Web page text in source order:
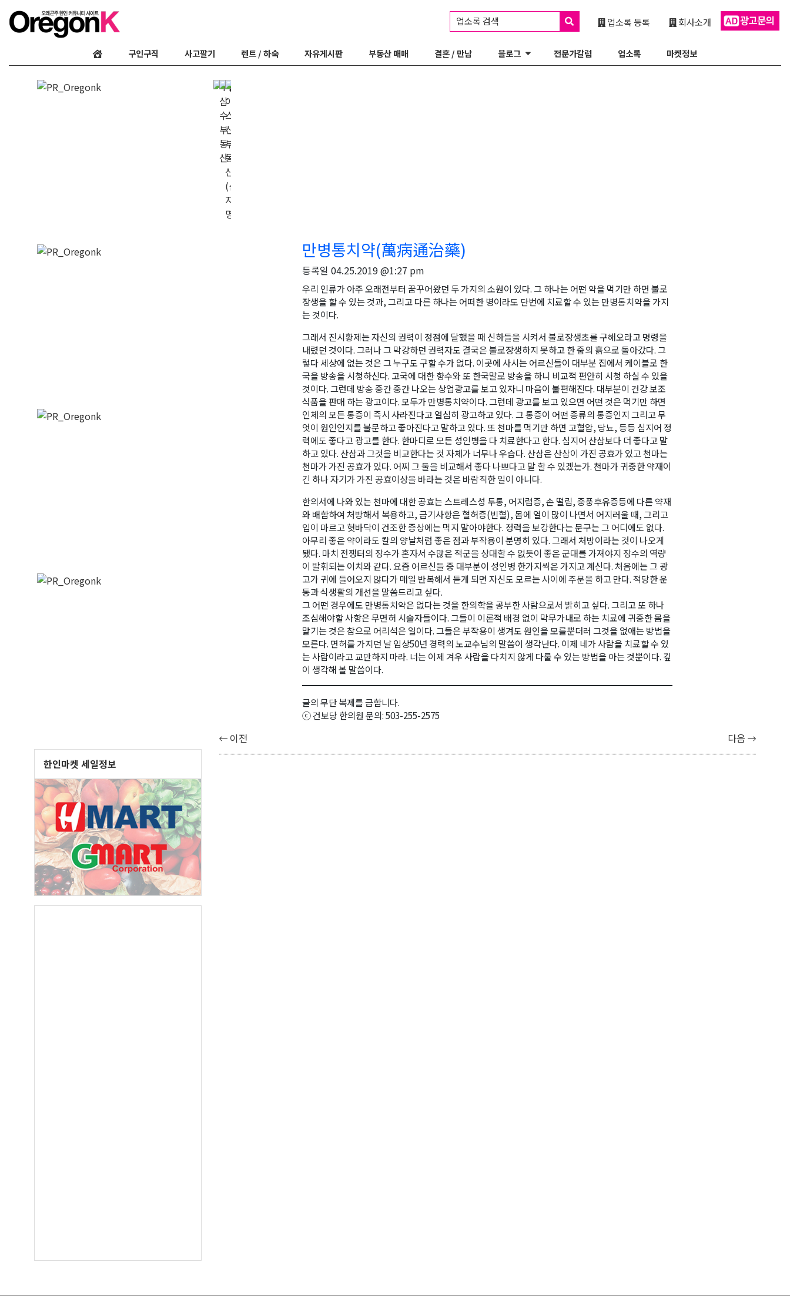
회사소개
업소록 등록
업소록 검색
구인구직 사고팔기 렌트 / 하숙 자유게시판 부동산 매매 결혼 / 만남 블로그 전문가칼럼 업소록 마켓정보
한인마켓 세일정보
만병통치약(萬病通治藥)
등록일04.25.2019 @1:27 pm
우리 인류가 아주 오래전부터 꿈꾸어왔던 두 가지의 소원이 있다. 그 하나는 어떤 약을 먹기만 하면 불로
장생을 할 수 있는 것과, 그리고 다른 하나는 어떠한 병이라도 단번에 치료할 수 있는 만병통치약을 가지
는 것이다.
그래서 진시황제는 자신의 권력이 정점에 달했을 때 신하들을 시켜서 불로장생초를 구해오라고 명령을
내렸던 것이다. 그러나 그 막강하던 권력자도 결국은 불로장생하지 못하고 한 줌의 흙으로 돌아갔다. 그
렇다 세상에 없는 것은 그 누구도 구할 수가 없다. 이곳에 사시는 어르신들이 대부분 집에서 케이블로 한
국을 방송을 시청하신다. 고국에 대한 향수와 또 한국말로 방송을 하니 비교적 편안히 시청 하실 수 있을
것이다. 그런데 방송 중간 중간 나오는 상업광고를 보고 있자니 마음이 불편해진다. 대부분이 건강 보조
식품을 판매 하는 광고이다. 모두가 만병통치약이다. 그런데 광고를 보고 있으면 어떤 것은 먹기만 하면
인체의 모든 통증이 즉시 사라진다고 열심히 광고하고 있다. 그 통증이 어떤 종류의 통증인지 그리고 무
엇이 원인인지를 불문하고 좋아진다고 말하고 있다. 또 천마를 먹기만 하면 고혈압, 당뇨, 등등 심지어 정
력에도 좋다고 광고를 한다. 한마디로 모든 성인병을 다 치료한다고 한다. 심지어 산삼보다 더 좋다고 말
하고 있다. 산삼과 그것을 비교한다는 것 자체가 너무나 우습다. 산삼은 산삼이 가진 공효가 있고 천마는
천마가 가진 공효가 있다. 어찌 그 둘을 비교해서 좋다 나쁘다고 말 할 수 있겠는가. 천마가 귀중한 약재이
긴 하나 자기가 가진 공효이상을 바라는 것은 바람직한 일이 아니다.
한의서에 나와 있는 천마에 대한 공효는 스트레스성 두통, 어지럼증, 손 떨림, 중풍후유증등에 다른 약재
와 배합하여 처방해서 복용하고, 금기사항은 혈허증(빈혈), 몸에 열이 많이 나면서 어지러울 때, 그리고
입이 마르고 혓바닥이 건조한 증상에는 먹지 말아야한다. 정력을 보강한다는 문구는 그 어디에도 없다.
아무리 좋은 약이라도 칼의 양날처럼 좋은 점과 부작용이 분명히 있다. 그래서 처방이라는 것이 나오게
됐다. 마치 전쟁터의 장수가 혼자서 수많은 적군을 상대할 수 없듯이 좋은 군대를 가져야지 장수의 역량
이 발휘되는 이치와 같다. 요즘 어르신들 중 대부분이 성인병 한가지씩은 가지고 계신다. 처음에는 그 광
고가 귀에 들어오지 않다가 매일 반복해서 듣게 되면 자신도 모르는 사이에 주문을 하고 만다. 적당한 운
동과 식생활의 개선을 말씀드리고 싶다.
그 어떤 경우에도 만병통치약은 없다는 것을 한의학을 공부한 사람으로서 밝히고 싶다. 그리고 또 하나
조심해야할 사항은 무면허 시술자들이다. 그들이 이론적 배경 없이 막무가내로 하는 치료에 귀중한 몸을
맡기는 것은 참으로 어리석은 일이다. 그들은 부작용이 생겨도 원인을 모를뿐더러 그것을 없애는 방법을
모른다. 면허를 가지던 날 임상50년 경력의 노교수님의 말씀이 생각난다. 이제 네가 사람을 치료할 수 있
는 사람이라고 교만하지 마라. 너는 이제 겨우 사람을 다치지 않게 다룰 수 있는 방법을 아는 것뿐이다. 깊
이 생각해 볼 말씀이다.
글의 무단 복제를 금합니다.
ⓒ 건보당 한의원 문의: 503-255-2575
이전 다음